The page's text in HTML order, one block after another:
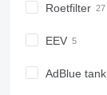
Roetfilter
EEV
AdBlue tank